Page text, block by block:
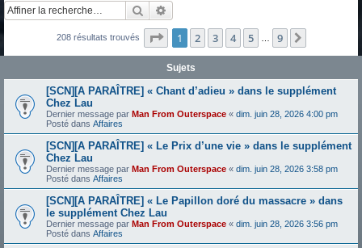
Rechercher
208 résultats trouvés Page 1sur9
1 2 3 4 5 9
Sujets
[SCN][A PARAÎTRE] « Chant d’adieu » dans le supplément
Chez Lau
Dernier message par Man From Outerspace « dim. juin 28, 2026 4:00 pm
Posté dans Affaires
[SCN][A PARAÎTRE] « Le Prix d’une vie » dans le supplément
Chez Lau
Dernier message par Man From Outerspace « dim. juin 28, 2026 3:58 pm
Posté dans Affaires
[SCN][A PARAÎTRE] « Le Papillon doré du massacre » dans
le supplément Chez Lau
Dernier message par Man From Outerspace « dim. juin 28, 2026 3:56 pm
Posté dans Affaires